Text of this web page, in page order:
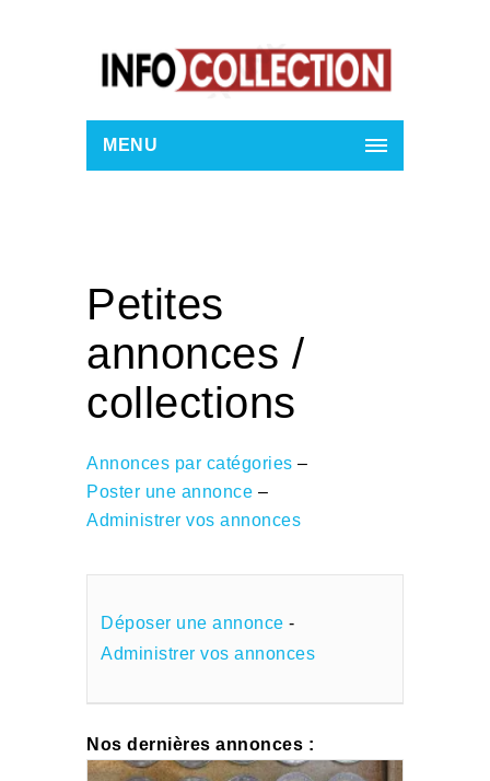
MENU
Petites
annonces /
collections
Annonces par catégories –
Poster une annonce –
Administrer vos annonces
Déposer une annonce -
Administrer vos annonces
Nos dernières annonces :